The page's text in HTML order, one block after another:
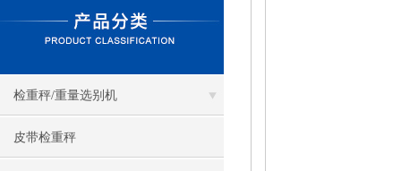
检重秤/重量选别机
皮带检重秤